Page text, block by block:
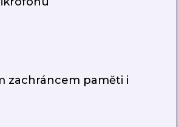
zachráncem paměti i